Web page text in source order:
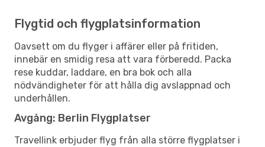
Flygtid och flygplatsinformation
Oavsett om du flyger i affärer eller på fritiden,
innebär en smidig resa att vara förberedd. Packa
rese kuddar, laddare, en bra bok och alla
nödvändigheter för att hålla dig avslappnad och
underhållen.
Avgång: Berlin Flygplatser
Travellink erbjuder flyg från alla större flygplatser i